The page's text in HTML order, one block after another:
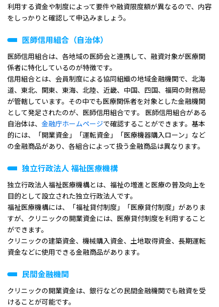
利用する資金や制度によって要件や融資限度額が異なるので、内容
をしっかりと確認して申込みましょう。
医師信用組合（自治体）
医師信用組合は、各地域の医師会と連携して、融資対象が医療関
係者に特化しているのが特徴です。
信用組合とは、会員制度による協同組織の地域金融機関で、北海
道、東北、関東、東海、北陸、近畿、中国、四国、福岡の財務局
が管轄しています。その中でも医療関係者を対象とした⾦融機関
として発⾜されたのが、医師信用組合です。 医師信用組合がある
自治体は、 金融庁ホームページで確認することができます。基本
的には、「開業資金」「運転資金」「医療機器購入ローン」など
の金融商品があり、各組合によって扱う金融商品は異なります。
独立行政法人 福祉医療機構
独立行政法人福祉医療機構とは、福祉の増進と医療の普及向上を
目的として設立された独立行政法人です。
福祉医療機構には、「福祉貸付制度」「医療貸付制度」がありま
すが、クリニックの開業資金には、医療貸付制度を利用すること
ができます。
クリニックの建築資金、機械購入資金、土地取得資金、長期運転
資金などに使用できる金融商品があります。
民間金融機関
クリニックの開業資金は、銀行などの民間金融機関でも融資を受
けることが可能です。